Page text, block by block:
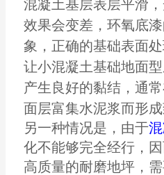
混凝土基层表层平滑
效果会变差，环氧底
象，正确的基础表面
让小混凝土基础地面
产生良好的黏结，通
面层富集水泥浆而形成
另一种情况是，由于
化不能够完全经行，
高质量的耐磨地坪，